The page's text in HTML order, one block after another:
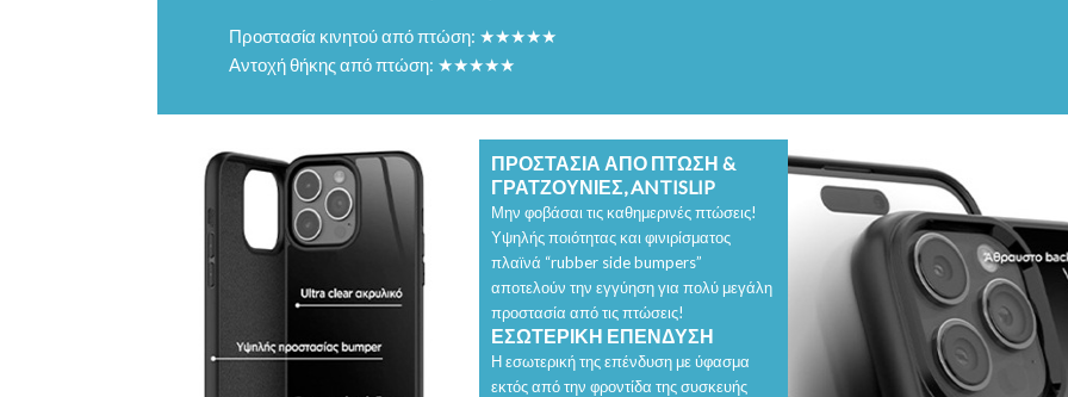
Προστασία κινητού από πτώση: ★★★★★
Αντοχή θήκης από πτώση: ★★★★★
ΠΡΟΣΤΑΣΙΑ ΑΠΟ ΠΤΩΣΗ &
ΓΡΑΤΖΟΥΝΙΕΣ, ANTISLIP
Μην φοβάσαι τις καθημερινές πτώσεις!
Υψηλής ποιότητας και φινιρίσματος
πλαϊνά “rubber side bumpers”
αποτελούν την εγγύηση για πολύ μεγάλη
προστασία από τις πτώσεις!
ΕΣΩΤΕΡΙΚΗ ΕΠΕΝΔΥΣΗ
Η εσωτερική της επένδυση με ύφασμα
εκτός από την φροντίδα της συσκευής